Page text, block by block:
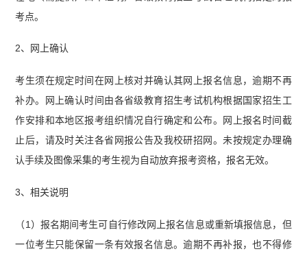
考点。
2、网上确认
考生须在规定时间在网上核对并确认其网上报名信息，逾期不再
补办。网上确认时间由各省级教育招生考试机构根据国家招生工
作安排和本地区报考组织情况自行确定和公布。网上报名时间截
止后，请及时关注各省网报公告及我校研招网。未按规定办理确
认手续及图像采集的考生视为自动放弃报考资格，报名无效。
3、相关说明
（1）报名期间考生可自行修改网上报名信息或重新填报信息，但
一位考生只能保留一条有效报名信息。逾期不再补报，也不得修